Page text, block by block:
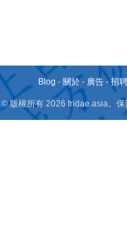
Blog - 關於 - 廣告 -招
© 版權所有 2026 fridae.asia。